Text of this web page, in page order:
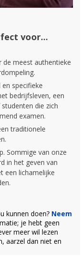
voor...
de meest authentieke
specifieke
bedrijfsleven, een
die zich
examen.
traditionele
Sommige van onze
in het geven van
een lichamelijke
kunnen doen? Neem
je hebt geen
meer wil lezen
aarzel dan niet en